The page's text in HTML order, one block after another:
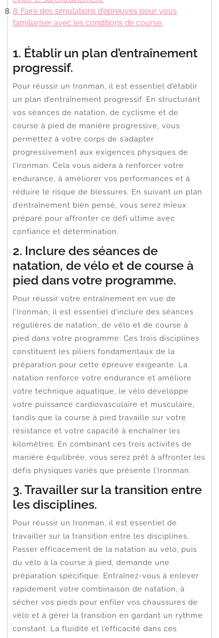
8. Faire des simulations d’épreuves pour vous
familiariser avec les conditions de course.
1. Établir un plan d’entraînement
progressif.
Pour réussir un Ironman, il est essentiel d’établir
un plan d’entraînement progressif. En structurant
vos séances de natation, de cyclisme et de
course à pied de manière progressive, vous
permettez à votre corps de s’adapter
progressivement aux exigences physiques de
l’Ironman. Cela vous aidera à renforcer votre
endurance, à améliorer vos performances et à
réduire le risque de blessures. En suivant un plan
d’entraînement bien pensé, vous serez mieux
préparé pour affronter ce défi ultime avec
confiance et détermination.
2. Inclure des séances de
natation, de vélo et de course à
pied dans votre programme.
Pour réussir votre entraînement en vue de
l’Ironman, il est essentiel d’inclure des séances
régulières de natation, de vélo et de course à
pied dans votre programme. Ces trois disciplines
constituent les piliers fondamentaux de la
préparation pour cette épreuve exigeante. La
natation renforce votre endurance et améliore
votre technique aquatique, le vélo développe
votre puissance cardiovasculaire et musculaire,
tandis que la course à pied travaille sur votre
résistance et votre capacité à enchaîner les
kilomètres. En combinant ces trois activités de
manière équilibrée, vous serez prêt à affronter les
défis physiques variés que présente l’Ironman.
3. Travailler sur la transition entre
les disciplines.
Pour réussir un Ironman, il est essentiel de
travailler sur la transition entre les disciplines.
Passer efficacement de la natation au vélo, puis
du vélo à la course à pied, demande une
préparation spécifique. Entraînez-vous à enlever
rapidement votre combinaison de natation, à
sécher vos pieds pour enfiler vos chaussures de
vélo et à gérer la transition en gardant un rythme
constant. La fluidité et l’efficacité dans ces